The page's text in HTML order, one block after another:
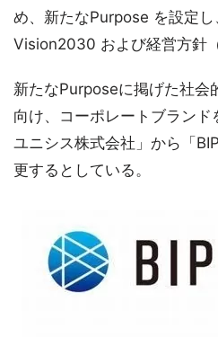
め、新たなPurpose を設定
Vision2030 および経営方針
新たなPurposeに掲げた社会
向け、コーポレートブラン
ユニシス株式会社」から「
更するとしている。